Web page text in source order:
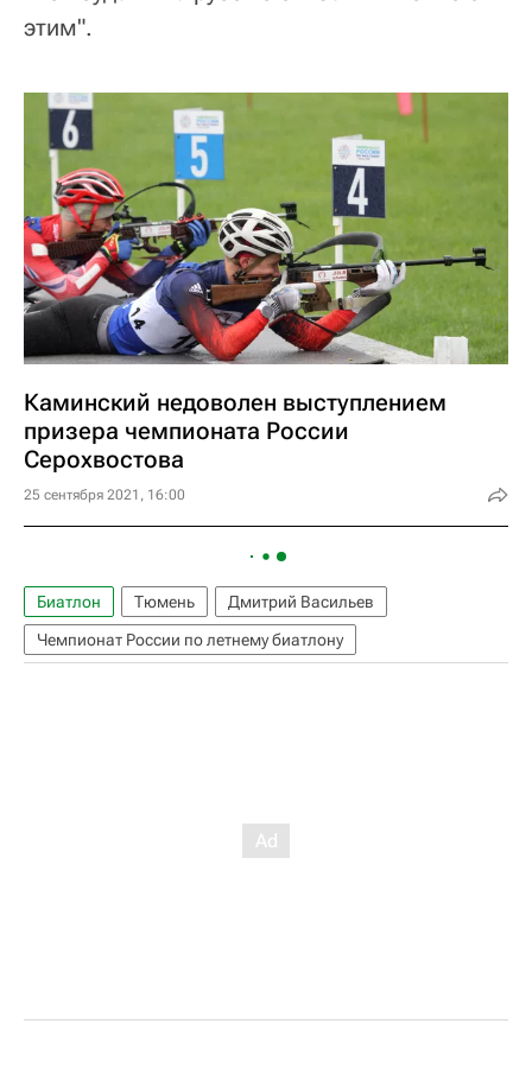
этим".
Каминский недоволен выступлением
призера чемпионата России
Серохвостова
25 сентября 2021, 16:00
Биатлон Тюмень
Дмитрий Васильев
Чемпионат России по летнему биатлону